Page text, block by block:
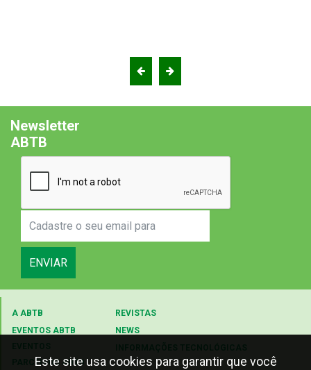
Newsletter
ABTB
ENVIAR
Este site usa cookies para garantir que você
A ABTB
EVENTOS ABTB
PARCEIROS ABTB
REVISTAS
NEWS